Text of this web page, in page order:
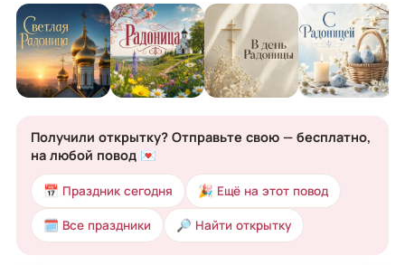
Получили открытку? Отправьте свою — бесплатно,
на любой повод 💌
📅 Праздник сегодня 🎉 Ещё на этот повод
🗓 Все праздники 🔎 Найти открытку